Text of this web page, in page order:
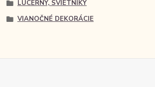
LUCERNY, SVIETNIKY
VIANOČNÉ DEKORÁCIE